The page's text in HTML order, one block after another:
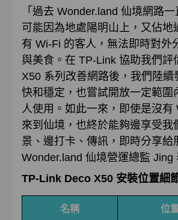
「過去 Wonder.land 仙境網路一
可能因為地處陽明山上，又佔地
有 Wi-Fi 的客人，無法即時對外
與美食。在 TP-Link 協助我們評
X50 系列改善網路後，我們陸續
快和穩定，也嘗試開放一定範圍
人使用。如此一來，即使是沒有
來到仙境，也終於能夠邊享受我
景、邊打卡、傳訊，即時分享給
Wonder.land 仙境營運總監 Jing
TP-Link Deco X50 安裝位置細
名稱 位